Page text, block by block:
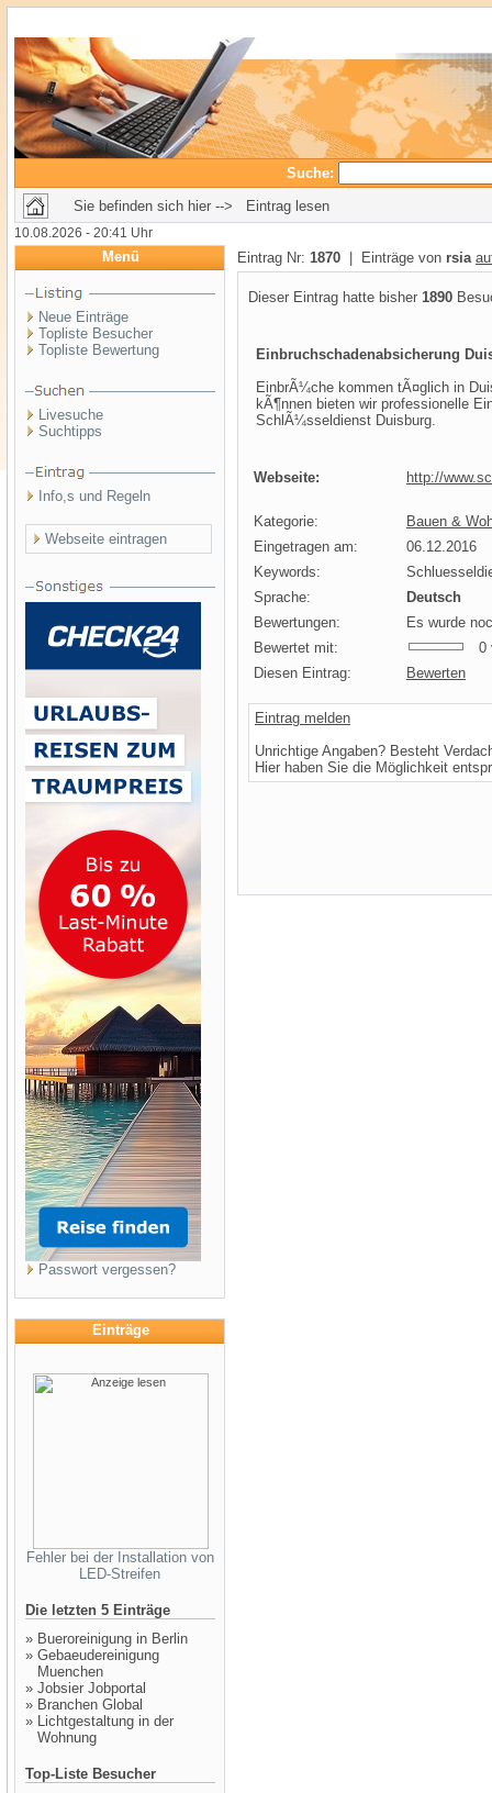
Suche:
Sie befinden sich hier --> Eintrag lesen
10.08.2026 - 20:41 Uhr
Menü
Neue Einträge
Topliste Besucher
Topliste Bewertung
Livesuche
Suchtipps
Info,s und Regeln
Webseite eintragen
Passwort vergessen?
Einträge
Fehler bei der Installation von
LED-Streifen
Die letzten 5 Einträge
» Bueroreinigung in Berlin
» Gebaeudereinigung
Muenchen
» Jobsier Jobportal
» Branchen Global
» Lichtgestaltung in der
Wohnung
Top-Liste Besucher
Eintrag Nr: 1870 | Einträge von rsia
Dieser Eintrag hatte bisher 1890
Einbruchschadenabsicherung
EinbrÃ¼che kommen tÃ¤glich in
kÃ¶nnen bieten wir professionelle
SchlÃ¼sseldienst Duisburg.
Webseite: http://
Kategorie:
Bauen &
Eingetragen am:
06.12.2016
Keywords:
Sprache:
Deutsch
Bewertungen:
Es wurde
Bewertet mit:
0
Diesen Eintrag:
Bewerten
Eintrag melden
Unrichtige Angaben? Besteht
Hier haben Sie die Möglichkeit